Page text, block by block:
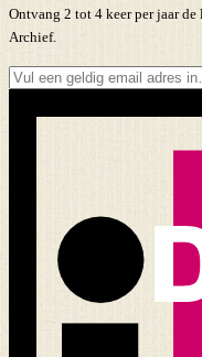
Ontvang 2 tot 4 keer per jaar
Archief.